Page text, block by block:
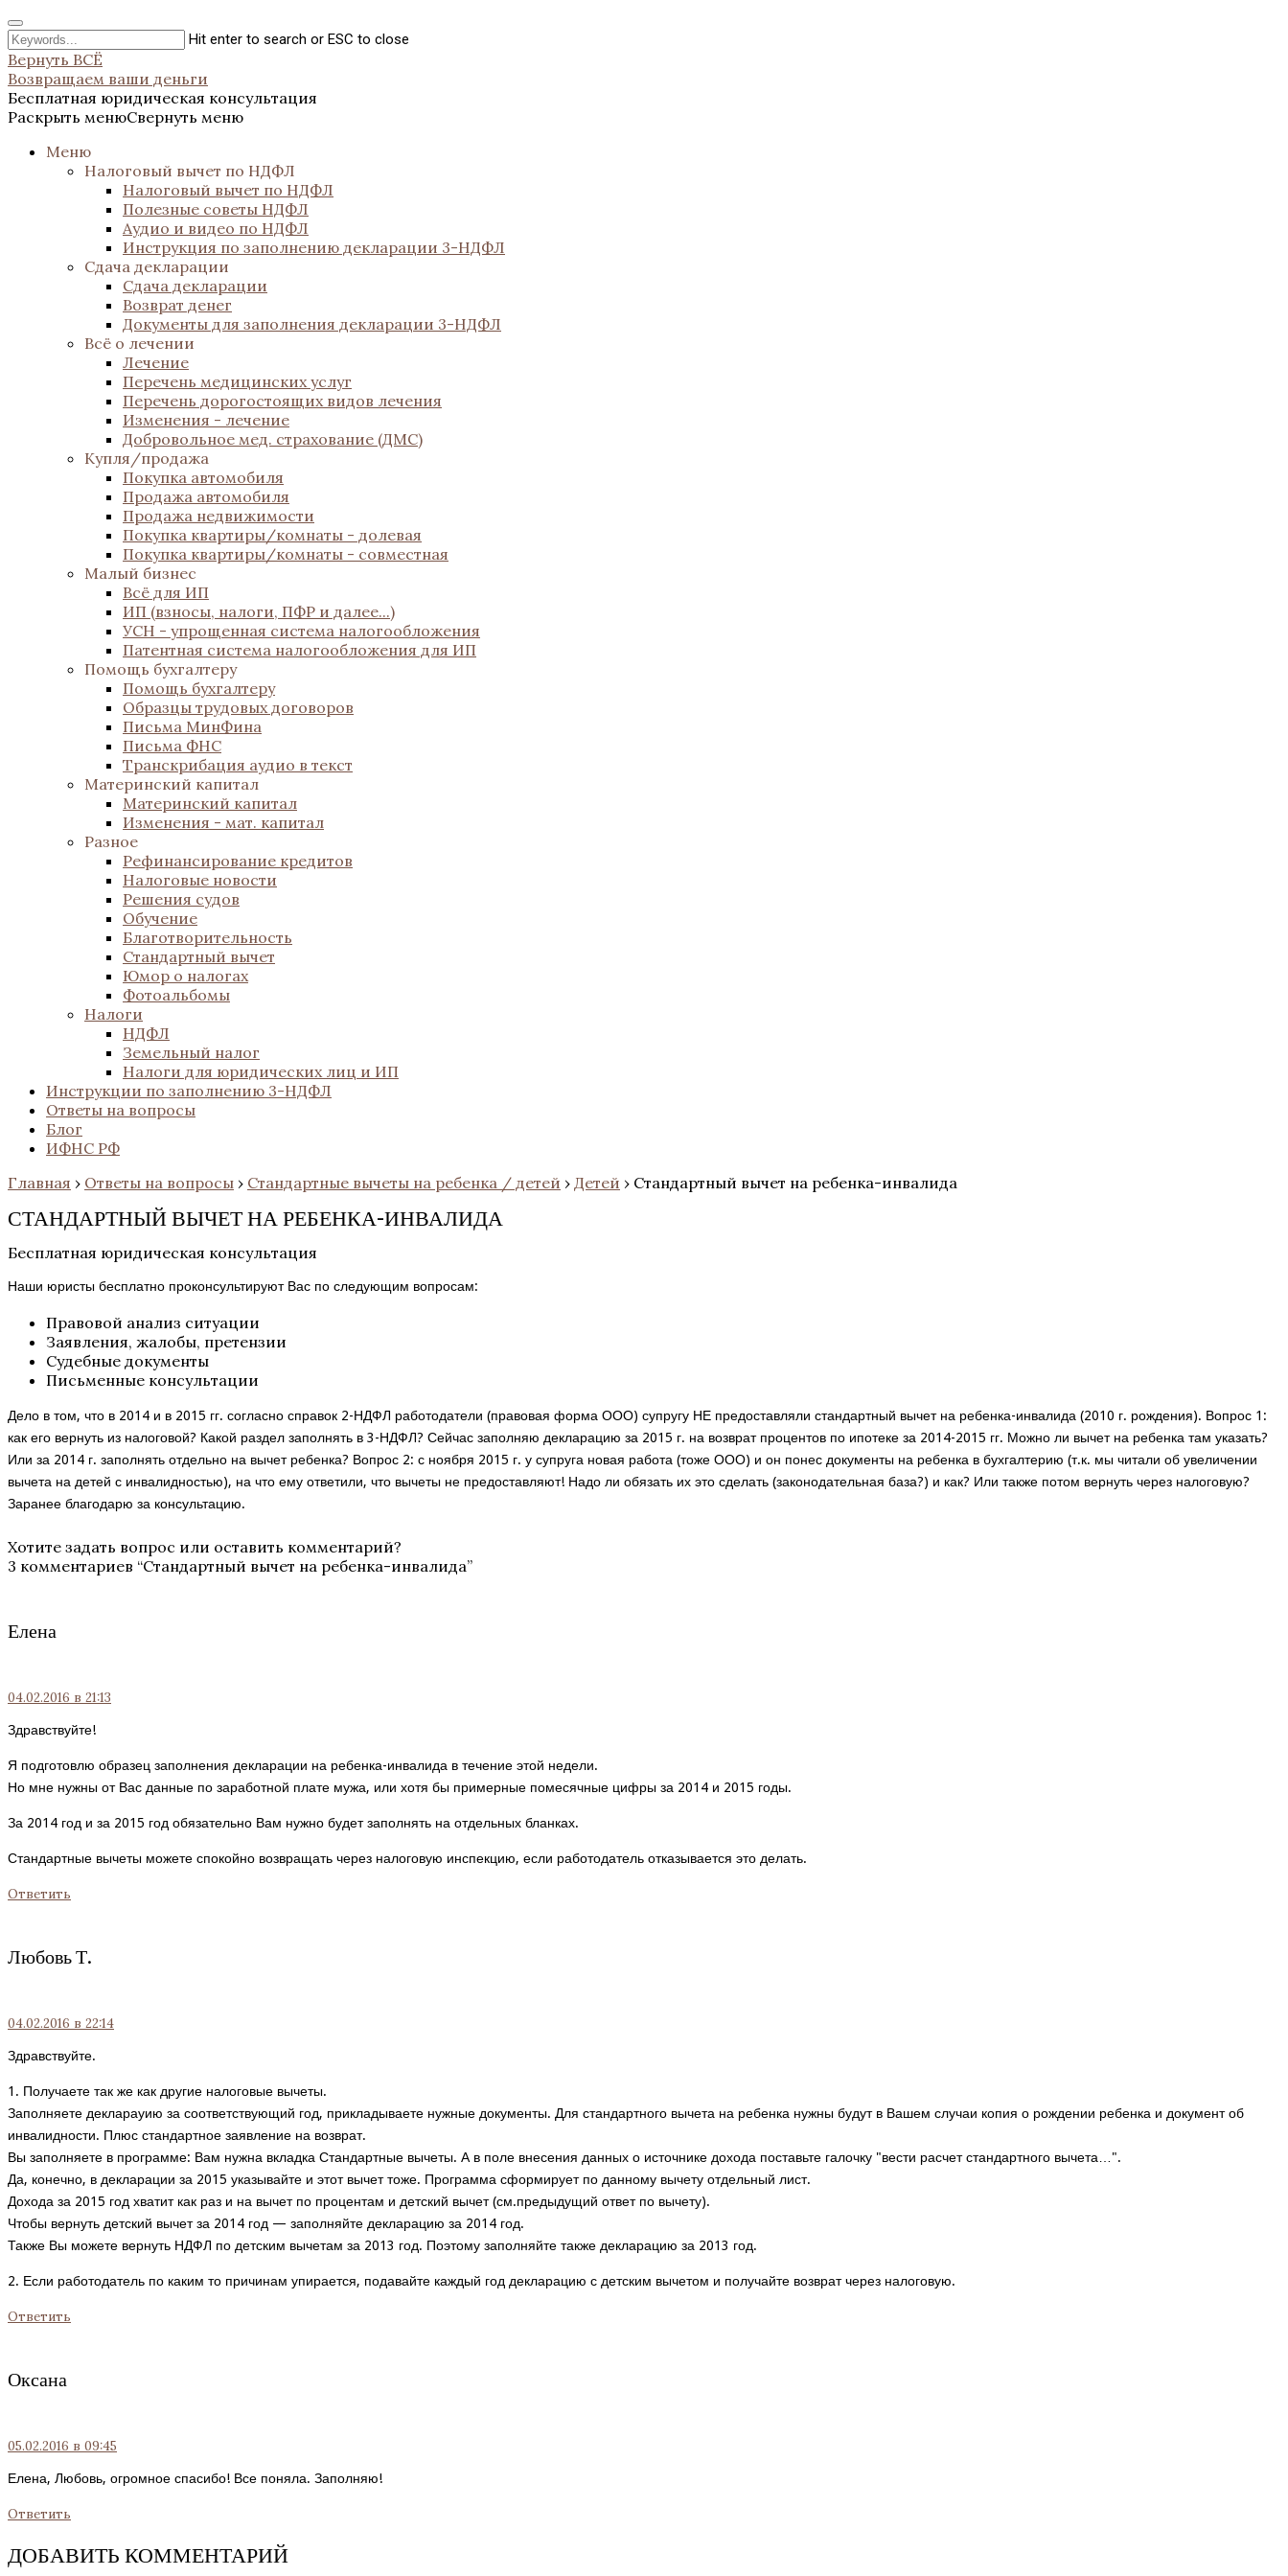
Hit enter to search or ESC to close
Вернуть ВСЁ
Возвращаем ваши деньги
Бесплатная юридическая консультация
Раскрыть менюСвернуть меню
Меню
Налоговый вычет по НДФЛ
Налоговый вычет по НДФЛ
Полезные советы НДФЛ
Аудио и видео по НДФЛ
Инструкция по заполнению декларации 3-НДФЛ
Сдача декларации
Сдача декларации
Возврат денег
Документы для заполнения декларации 3-НДФЛ
Всё о лечении
Лечение
Перечень медицинских услуг
Перечень дорогостоящих видов лечения
Изменения - лечение
Добровольное мед. страхование (ДМС)
Купля/продажа
Покупка автомобиля
Продажа автомобиля
Продажа недвижимости
Покупка квартиры/комнаты - долевая
Покупка квартиры/комнаты - совместная
Малый бизнес
Всё для ИП
ИП (взносы, налоги, ПФР и далее...)
УСН - упрощенная система налогообложения
Патентная система налогообложения для ИП
Помощь бухгалтеру
Помощь бухгалтеру
Образцы трудовых договоров
Письма МинФина
Письма ФНС
Транскрибация аудио в текст
Материнский капитал
Материнский капитал
Изменения - мат. капитал
Разное
Рефинансирование кредитов
Налоговые новости
Решения судов
Обучение
Благотворительность
Стандартный вычет
Юмор о налогах
Фотоальбомы
Налоги
НДФЛ
Земельный налог
Налоги для юридических лиц и ИП
Инструкции по заполнению 3-НДФЛ
Ответы на вопросы
Блог
ИФНС РФ
Главная › Ответы на вопросы › Стандартные вычеты на ребенка / детей › Детей › Стандартный вычет на ребенка-инвалида
СТАНДАРТНЫЙ ВЫЧЕТ НА РЕБЕНКА-ИНВАЛИДА
Бесплатная юридическая консультация
Наши юристы бесплатно проконсультируют Вас по следующим вопросам:
Правовой анализ ситуации
Заявления, жалобы, претензии
Судебные документы
Письменные консультации
Дело в том, что в 2014 и в 2015 гг. согласно справок 2-НДФЛ работодатели (правовая форма ООО) супругу НЕ предоставляли стандартный вычет на ребенка-инвалида (2010 г. рождения). Вопрос 1:
как его вернуть из налоговой? Какой раздел заполнять в 3-НДФЛ? Сейчас заполняю декларацию за 2015 г. на возврат процентов по ипотеке за 2014-2015 гг. Можно ли вычет на ребенка там указать?
Или за 2014 г. заполнять отдельно на вычет ребенка? Вопрос 2: с ноября 2015 г. у супруга новая работа (тоже ООО) и он понес документы на ребенка в бухгалтерию (т.к. мы читали об увеличении
вычета на детей с инвалидностью), на что ему ответили, что вычеты не предоставляют! Надо ли обязать их это сделать (законодательная база?) и как? Или также потом вернуть через налоговую?
Заранее благодарю за консультацию.
Хотите задать вопрос или оставить комментарий?
3 комментариев “Стандартный вычет на ребенка-инвалида”
Елена
04.02.2016 в 21:13
Здравствуйте!
Я подготовлю образец заполнения декларации на ребенка-инвалида в течение этой недели.
Но мне нужны от Вас данные по заработной плате мужа, или хотя бы примерные помесячные цифры за 2014 и 2015 годы.
За 2014 год и за 2015 год обязательно Вам нужно будет заполнять на отдельных бланках.
Стандартные вычеты можете спокойно возвращать через налоговую инспекцию, если работодатель отказывается это делать.
Ответить
Любовь Т.
04.02.2016 в 22:14
Здравствуйте.
1. Получаете так же как другие налоговые вычеты.
Заполняете декларауию за соответствующий год, прикладываете нужные документы. Для стандартного вычета на ребенка нужны будут в Вашем случаи копия о рождении ребенка и документ об
инвалидности. Плюс стандартное заявление на возврат.
Вы заполняете в программе: Вам нужна вкладка Стандартные вычеты. А в поле внесения данных о источнике дохода поставьте галочку "вести расчет стандартного вычета…".
Да, конечно, в декларации за 2015 указывайте и этот вычет тоже. Программа сформирует по данному вычету отдельный лист.
Дохода за 2015 год хватит как раз и на вычет по процентам и детский вычет (см.предыдущий ответ по вычету).
Чтобы вернуть детский вычет за 2014 год — заполняйте декларацию за 2014 год.
Также Вы можете вернуть НДФЛ по детским вычетам за 2013 год. Поэтому заполняйте также декларацию за 2013 год.
2. Если работодатель по каким то причинам упирается, подавайте каждый год декларацию с детским вычетом и получайте возврат через налоговую.
Ответить
Оксана
05.02.2016 в 09:45
Елена, Любовь, огромное спасибо! Все поняла. Заполняю!
Ответить
ДОБАВИТЬ КОММЕНТАРИЙ